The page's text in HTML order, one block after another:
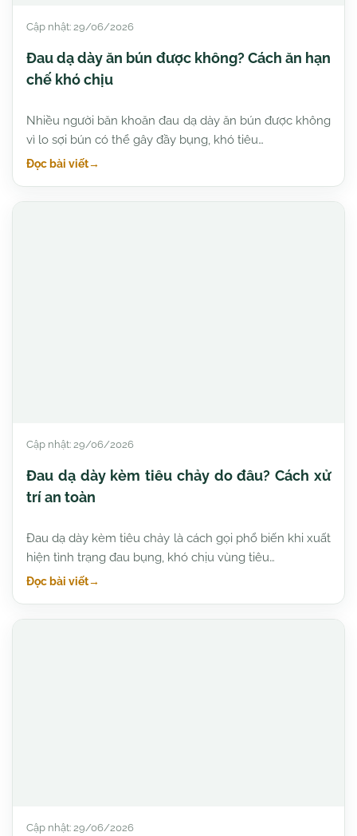
Cập nhật: 29/06/2026
Đau dạ dày ăn bún được không? Cách ăn hạn
chế khó chịu
Nhiều người băn khoăn đau dạ dày ăn bún được không
vì lo sợi bún có thể gây đầy bụng, khó tiêu…
Đọc bài viết→
Cập nhật: 29/06/2026
Đau dạ dày kèm tiêu chảy do đâu? Cách xử
trí an toàn
Đau dạ dày kèm tiêu chảy là cách gọi phổ biến khi xuất
hiện tình trạng đau bụng, khó chịu vùng tiêu…
Đọc bài viết→
Cập nhật: 29/06/2026